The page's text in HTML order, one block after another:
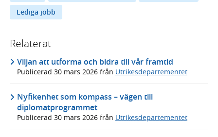
Lediga jobb
Relaterat
Viljan att utforma och bidra till vår framtid
Publicerad 30 mars 2026 från Utrikesdepartementet
Nyfikenhet som kompass – vägen till
diplomatprogrammet
Publicerad 30 mars 2026 från Utrikesdepartementet